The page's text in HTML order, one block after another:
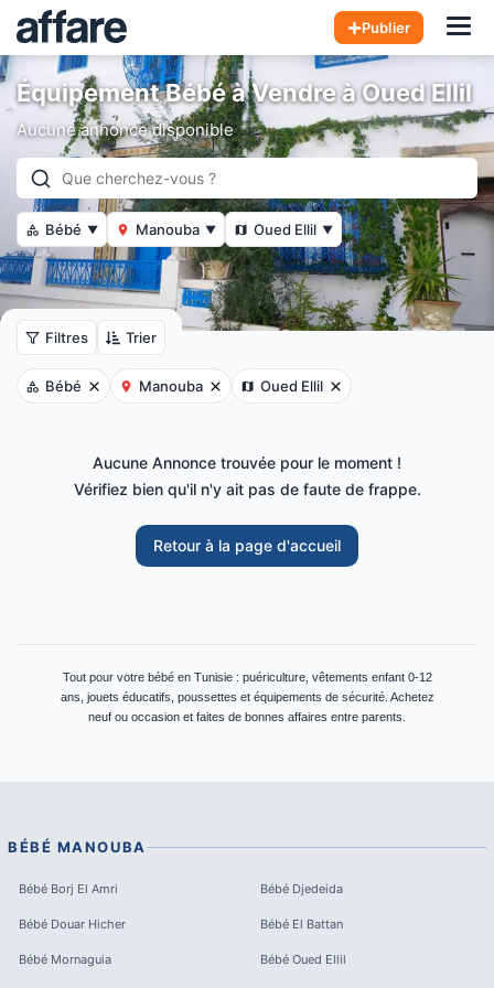
Publier
Équipement Bébé à Vendre à Oued Ellil
Aucune annonce disponible
Bébé ▼ Manouba ▼ Oued Ellil ▼
Filtres Trier
Bébé Manouba Oued Ellil
Aucune Annonce trouvée pour le moment !
Vérifiez bien qu'il n'y ait pas de faute de frappe.
Retour à la page d'accueil
Tout pour votre bébé en Tunisie : puériculture, vêtements enfant 0-12
ans, jouets éducatifs, poussettes et équipements de sécurité. Achetez
neuf ou occasion et faites de bonnes affaires entre parents.
BÉBÉ MANOUBA
Bébé Borj El Amri Bébé Djedeida
Bébé Douar Hicher Bébé El Battan
Bébé Mornaguia Bébé Oued Ellil